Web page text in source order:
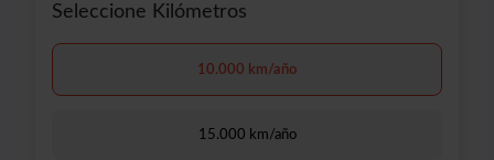
Seleccione Kilómetros
10.000 km/año
15.000 km/año